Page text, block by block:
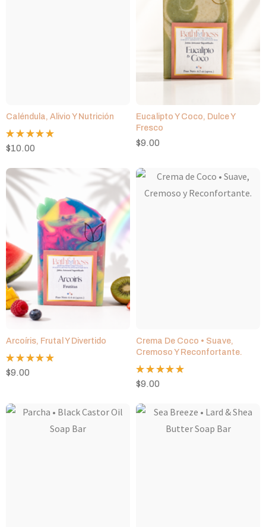
Caléndula, Alivio Y Nutrición
Valorado
con
$10.00
Eucalipto Y Coco, Dulce Y
Fresco
$9.00
Arcoíris, Frutal Y Divertido
Valorado
con
$9.00
Crema De Coco • Suave,
Cremoso Y Reconfortante.
Valorado
con
$9.00